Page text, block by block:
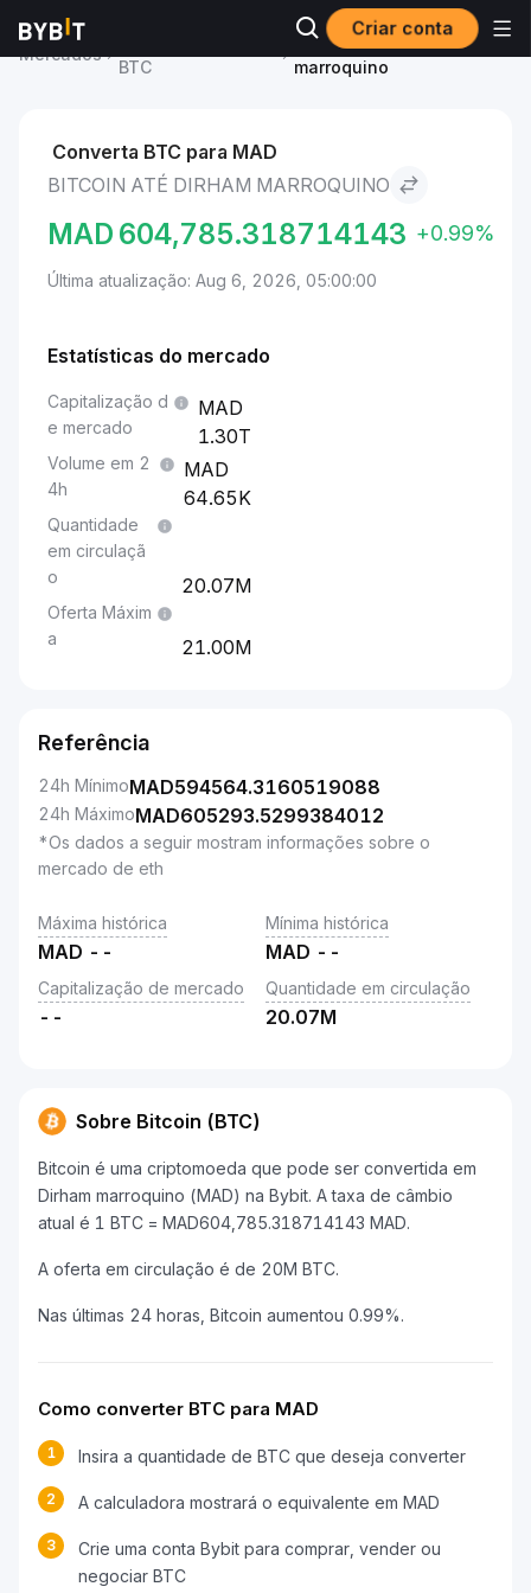
Criar conta
Mercados
BTC
Bitcoin to Dirham
marroquino
Converta BTC para MAD
BITCOIN ATÉ DIRHAM MARROQUINO
MAD 604,785.318714143 +0.99%
Última atualização: Aug 6, 2026, 05:00:00
Estatísticas do mercado
Capitalização d
e mercado
1.30T
Volume em 2
4h
64.65K
Quantidade
em circulaçã
o
20.07M
Oferta Máxim
a
21.00M
Referência
24h MínimoMAD594564.3160519088
24h MáximoMAD605293.5299384012
*Os dados a seguir mostram informações sobre o
mercado de eth
Máxima histórica
MAD --
Mínima histórica
MAD --
Capitalização de mercado
--
Quantidade em circulação
20.07M
Sobre Bitcoin (BTC)
Bitcoin é uma criptomoeda que pode ser convertida em
Dirham marroquino (MAD) na Bybit. A taxa de câmbio
atual é 1 BTC = MAD604,785.318714143 MAD.
A oferta em circulação é de 20M BTC.
Nas últimas 24 horas, Bitcoin aumentou 0.99%.
Como converter BTC para MAD
1 Insira a quantidade de BTC que deseja converter
2 A calculadora mostrará o equivalente em MAD
3
Crie uma conta Bybit para comprar, vender ou
negociar BTC